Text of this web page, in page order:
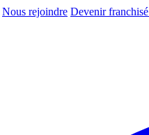
Nous rejoindre Devenir franchisé